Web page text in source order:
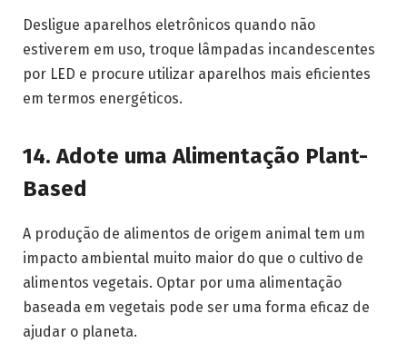
Desligue aparelhos eletrônicos quando não
estiverem em uso, troque lâmpadas incandescentes
por LED e procure utilizar aparelhos mais eficientes
em termos energéticos.
14.Adote uma Alimentação Plant-
Based
A produção de alimentos de origem animal tem um
impacto ambiental muito maior do que o cultivo de
alimentos vegetais. Optar por uma alimentação
baseada em vegetais pode ser uma forma eficaz de
ajudar o planeta.